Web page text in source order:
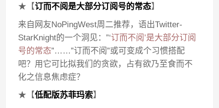
★【订而不阅是大部分订阅号的常态】
来自网友NoPingWest周二推荐，语出Twitter-
StarKnight的一个洞见：”‘订而不阅’是大部分订阅
号的常态”……”订而不阅”或可变成个习惯搭配
吧？用它可比拟我们的贪欲，占有欲乃至食而不
化之信息焦虑症？
★【低配版苏菲玛索】